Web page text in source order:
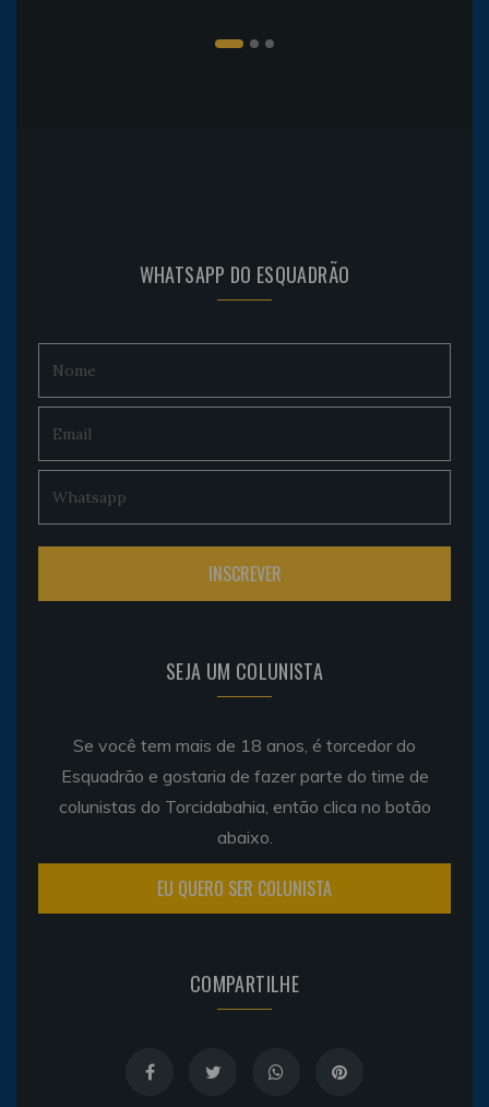
WHATSAPP DO ESQUADRÃO
SEJA UM COLUNISTA
Se você tem mais de 18 anos, é torcedor do
Esquadrão e gostaria de fazer parte do time de
colunistas do Torcidabahia, então clica no botão
abaixo.
EU QUERO SER COLUNISTA
COMPARTILHE